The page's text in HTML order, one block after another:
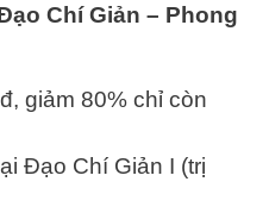
Chí Giản – Phong
giảm 80% chỉ còn
Đạo Chí Giản I (trị